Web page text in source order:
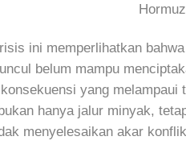
ini memperlihatkan
belum mampu
konsekuensi yang
bukan hanya jalur minyak,
menyelesaikan akar